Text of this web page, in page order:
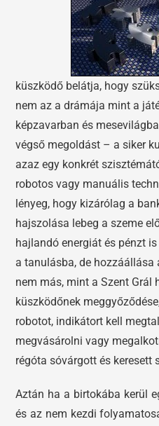
küszködő belátja, hogy
nem az a drámája mint a
képzavarban és
végső megoldást – a siker
azaz egy konkrét
robotos vagy manuális
lényeg, hogy kizárólag a
hajszolása lebeg a szeme
hajlandó energiát és pénzt
a tanulásba, de hozzáállása
nem más, mint a Szent Grál
küszködőnek
robotot, indikátort kell
megvásárolni vagy
régóta sóvárgott és keresett
Aztán ha a birtokába kerül
és az nem kezdi